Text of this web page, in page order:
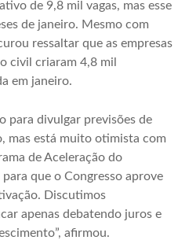
de 9,8 mil vagas, mas esse
de janeiro. Mesmo com
ressaltar que as empresas
civil criaram 4,8 mil
em janeiro.
para divulgar previsões de
mas está muito otimista com
de Aceleração do
que o Congresso aprove
Discutimos
apenas debatendo juros e
afirmou.